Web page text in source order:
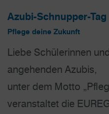
Azubi-Schnupper-Tag
Pflege deine Zukunft
Liebe Schülerinnen
angehenden Azubis,
unter dem Motto
veranstaltet die